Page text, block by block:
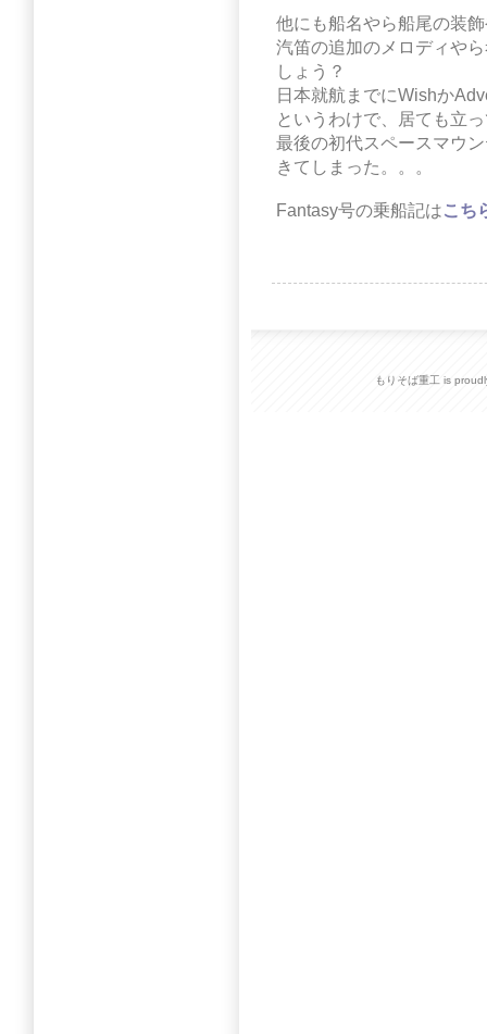
他にも船名やら船尾の装
汽笛の追加のメロディや
しょう？
日本就航までにWishか
というわけで、居ても立
最後の初代スペースマウ
きてしまった。。。
Fantasy号の乗船記はこち
もりそば重工 is